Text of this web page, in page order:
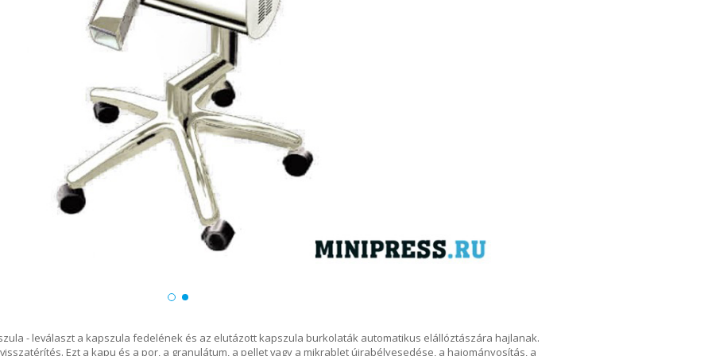
- leválaszt a kapszula fedelének és az elutázott kapszula burkolaták automatikus elállóztászára hajlanak.
Ezt a kapu és a por, a granulátum, a pellet vagy a mikrablet újrabélyesedése, a hajományosítás, a